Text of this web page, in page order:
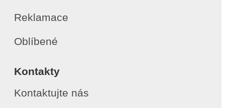
Reklamace
Oblíbené
Kontakty
Kontaktujte nás